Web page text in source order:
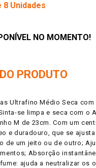
8 Unidades
NO MOMENTO!
PRODUTO
Ultrafino Médio Seca com
se limpa e seca com o
M de 23cm. Com um
e duradouro, que se
de um jeito ou de outro;
Absorção
ajuda a neutralizar os